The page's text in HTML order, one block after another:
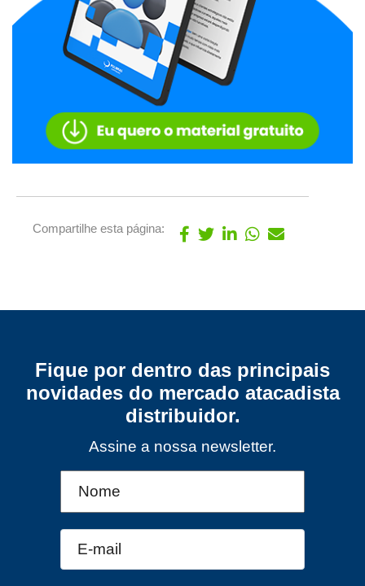
Compartilhe esta página:
Fique por dentro das principais
novidades do mercado atacadista
distribuidor.
Assine a nossa newsletter.